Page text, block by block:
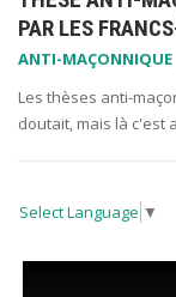
PAR LES
ANTI-MAÇONNIQUE
Les thèses anti-
doutait, mais là c'est
Select Language ▼